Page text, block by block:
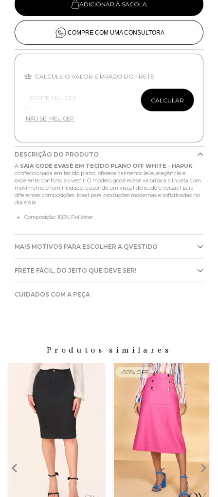
ADICIONAR À SACOLA
COMPRE COM UMA CONSULTORA
CALCULE O VALOR E PRAZO DO FRETE
CALCULAR
NÃO SEI MEU CEP
DESCRIÇÃO DO PRODUTO
A SAIA GODÊ EVASÊ EM TECIDO PLANO OFF WHITE - HAPUK
confeccionada em tecido plano, oferece caimento leve, elegância e
excelente conforto ao vestir. O modelo godê evasê valoriza a silhueta com
movimento e feminilidade, trazendo um visual delicado e versátil para
diferentes composições. Ideal para produções modernas e sofisticadas no
dia a dia.
Composição: 100% Poliéster.
MAIS MOTIVOS PARA ESCOLHER A QVESTIDO
FRETE FÁCIL, DO JEITO QUE DEVE SER!
CUIDADOS COM A PEÇA
Produtos similares
-50% OFF